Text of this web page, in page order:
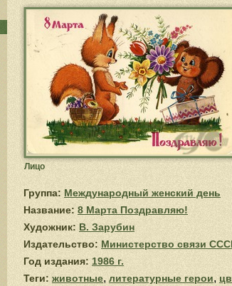
Лицо
Группа: Международный женский день
Название: 8 Марта Поздравляю!
Художник: В. Зарубин
Издательство: Министерство связи
Год издания: 1986 г.
Теги: животные, литературные герои,